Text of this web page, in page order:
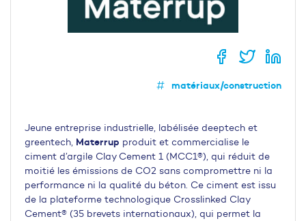
matériaux/construction
Jeune entreprise industrielle, labélisée deeptech et
greentech, Materrup produit et commercialise le
ciment d’argile Clay Cement 1 (MCC1®), qui réduit de
moitié les émissions de CO2 sans compromettre ni la
performance ni la qualité du béton. Ce ciment est issu
de la plateforme technologique Crosslinked Clay
Cement® (35 brevets internationaux), qui permet la